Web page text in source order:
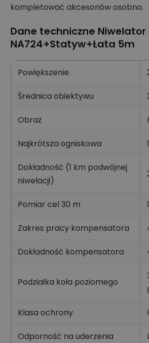
kompletować akcesoriów osobno.
Dane techniczne
NA724+Statyw+Łata 5m
Powiększenie
Średnica obiektywu
Obraz
Najkrótsza ogniskowa
Dokładność (1 km podwójnej
niwelacji)
Pomiar cel 30 m
Zakres pracy kompensatora
Dokładność kompensatora
Podziałka koła poziomego
Klasa ochrony
Odporność na uderzenia